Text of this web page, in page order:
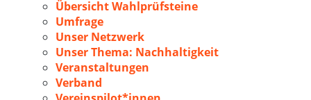
Übersicht Wahlprüfsteine
Umfrage
Unser Netzwerk
Unser Thema: Nachhaltigkeit
Veranstaltungen
Verband